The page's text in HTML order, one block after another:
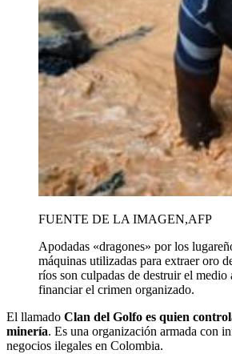
FUENTE DE LA IMAGEN,AFP
Apodadas «dragones» por los
máquinas utilizadas para extraer oro
ríos son culpadas de destruir el medio
financiar el crimen organizado.
El llamado Clan del Golfo es quien
minería. Es una organización armada con
negocios ilegales en Colombia.